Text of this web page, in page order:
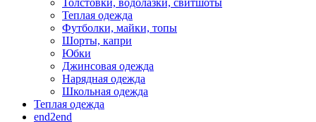
Толстовки, водолазки, свитшоты
Теплая одежда
Футболки, майки, топы
Шорты, капри
Юбки
Джинсовая одежда
Нарядная одежда
Школьная одежда
Теплая одежда
end2end